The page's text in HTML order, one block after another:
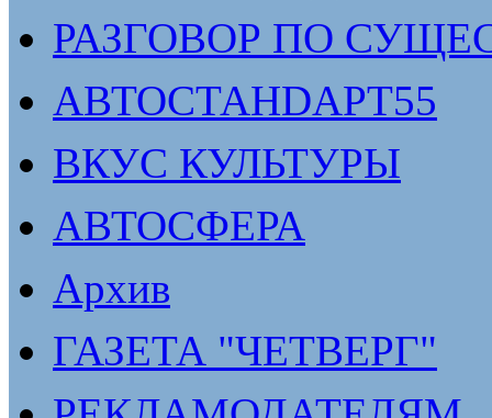
РАЗГОВОР ПО
АВТОСТАНDАРТ55
ВКУС КУЛЬТУРЫ
АВТОСФЕРА
Архив
ГАЗЕТА "ЧЕТВЕРГ"